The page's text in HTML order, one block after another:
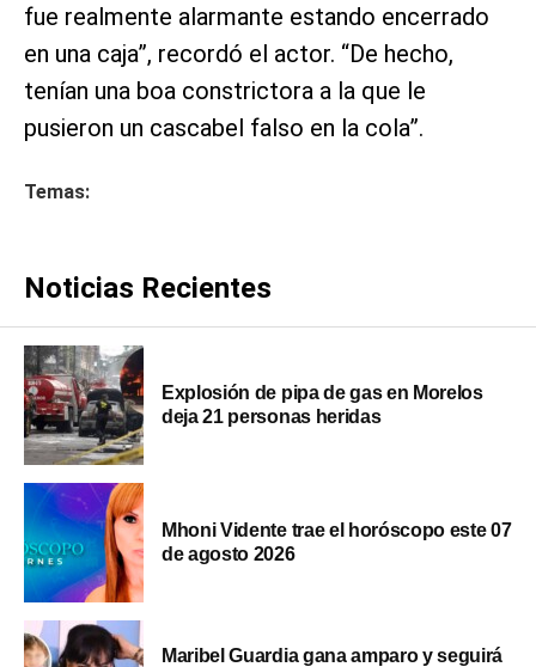
fue realmente alarmante estando encerrado
en una caja”, recordó el actor. “De hecho,
tenían una boa constrictora a la que le
pusieron un cascabel falso en la cola”.
Temas:
Noticias Recientes
Explosión de pipa de gas en Morelos
deja 21 personas heridas
Mhoni Vidente trae el horóscopo este 07
de agosto 2026
Maribel Guardia gana amparo y seguirá